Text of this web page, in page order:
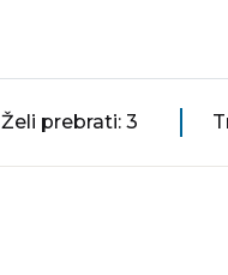
Želi prebrati: 3